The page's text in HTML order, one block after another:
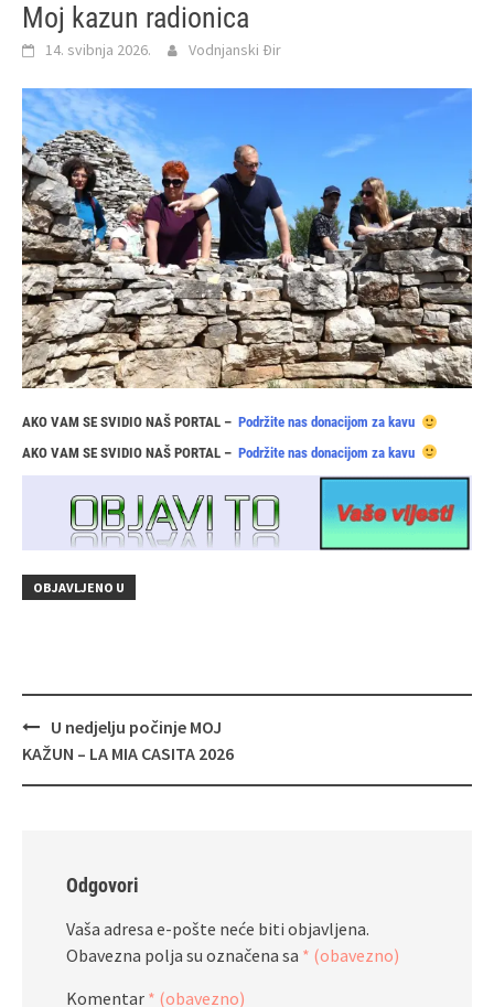
Moj kazun radionica
14. svibnja 2026. Vodnjanski Đir
AKO VAM SE SVIDIO NAŠ PORTAL – Podržite nas donacijom za kavu
AKO VAM SE SVIDIO NAŠ PORTAL – Podržite nas donacijom za kavu
OBJAVLJENO U
Navigacija
objava
U nedjelju počinje MOJ
KAŽUN – LA MIA CASITA 2026
Odgovori
Vaša adresa e-pošte neće biti objavljena.
Obavezna polja su označena sa * (obavezno)
Komentar * (obavezno)